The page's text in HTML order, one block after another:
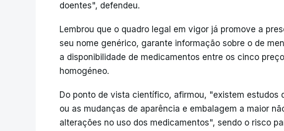
doentes", defendeu.
Lembrou que o quadro legal em vigor já promove a
seu nome genérico, garante informação sobre o de
a disponibilidade de medicamentos entre os cinco
homogéneo.
Do ponto de vista científico, afirmou, "existem estudos
ou as mudanças de aparência e embalagem a maior
alterações no uso dos medicamentos", sendo o risco